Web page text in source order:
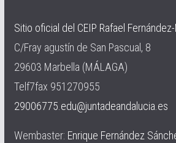
Sitio oficial del CEIP Rafael
C/Fray agustín de San Pascual, 8
29603 Marbella (MÁLAGA)
Telf7fax 951270955
29006775.edu@juntadeandalucia.es
Wembaster: Enrique Fernández